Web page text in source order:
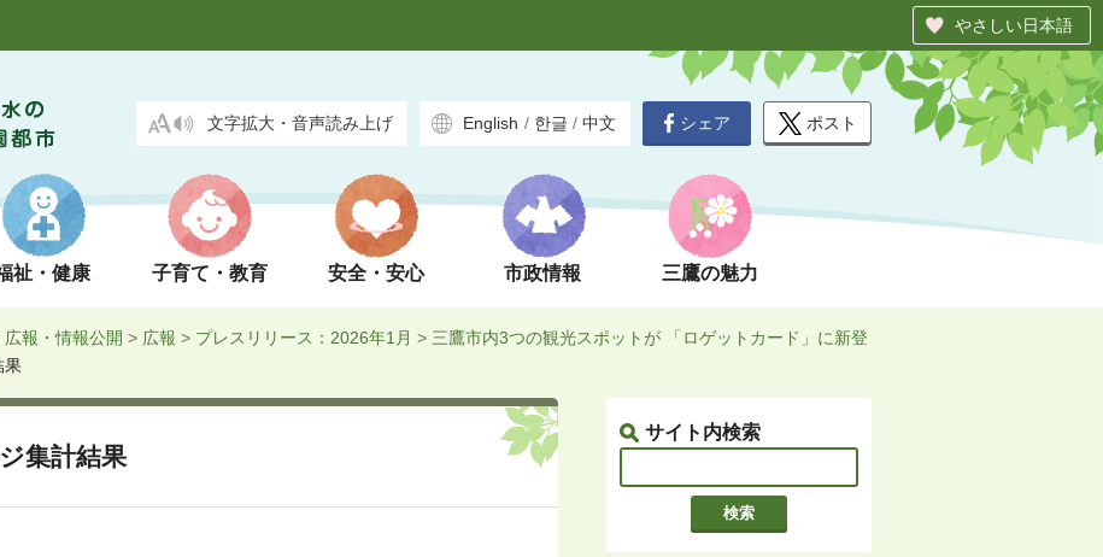
やさしい日本語
文字拡大・音声読み上げ English / 한글 / 中文
祉・健康 子育て・教育 安全・安心 市政情報 三鷹の魅力
シェア ポスト
広報・情報公開 > 広報 > プレスリリース：2026年1月 > 三鷹市内3つの観光スポットが 「ロゲットカード」に新登
果
サイト内検索
集計結果